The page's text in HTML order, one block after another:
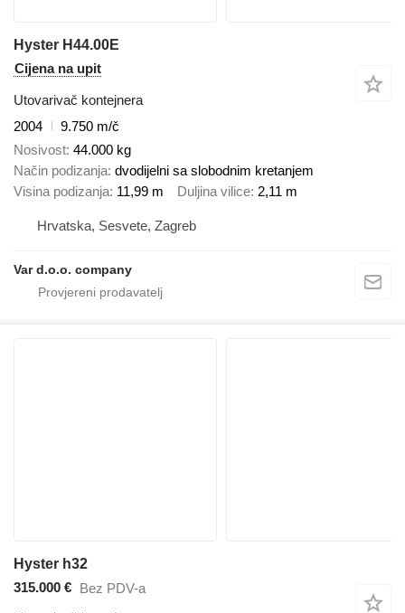
Hyster H44.00E
Cijena na upit
Utovarivač kontejnera
2004
9.750 m/č
Nosivost 44.000 kg
Način podizanja dvodijelni sa slobodnim kretanjem
Visina podizanja 11,99 m Duljina vilice 2,11 m
Hrvatska, Sesvete, Zagreb
Var d.o.o. company
Hyster h32
315.000 € Bez PDV-a